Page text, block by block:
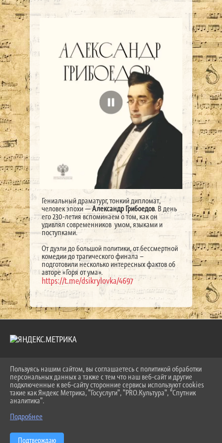
Гениальный драматург, тонкий дипломат,
человек эпохи —Александр Грибоедов. В день
его 230-летия вспоминаем о том, как он
удивлял современников умом, языками и
поступками.
От дуэли до большой политики, от бессмертной
комедии до трагического финала –
подготовили несколько интересных фактов об
авторе «Горя от ума».
https://t.me/dsikrylovka/4697
2026 Г. LKDSHI.RU
ВХОД
КАРТА САЙТА
ПОЛИТИКА ОБРАБОТКИ ПЕРСОНАЛЬНЫХ ДАННЫХ
СДЕЛАНО НА KUBCMS
Пользуясь нашим сайтом, вы соглашаетесь с политикой обработки
персональных данных а также с тем что наш веб-сайт и другие
подключенные к веб-сайту сторонние сервисы используют cookies
такие как Яндекс Метрика, "Госуслуги", "PRO.Культура", "Спутник
аналитика".
Подробнее
Подтверждаю